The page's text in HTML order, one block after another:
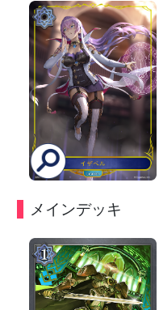
メインデッキ